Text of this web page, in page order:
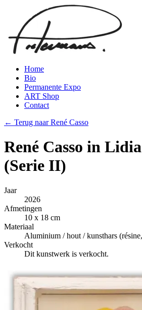
Home
Bio
Permanente Expo
ART Shop
Contact
← Terug naar René Casso
René Casso in
(Serie II)
Jaar
2026
Afmetingen
10 x 18 cm
Materiaal
Aluminium / hout / kunsthars
Verkocht
Dit kunstwerk is verkocht.